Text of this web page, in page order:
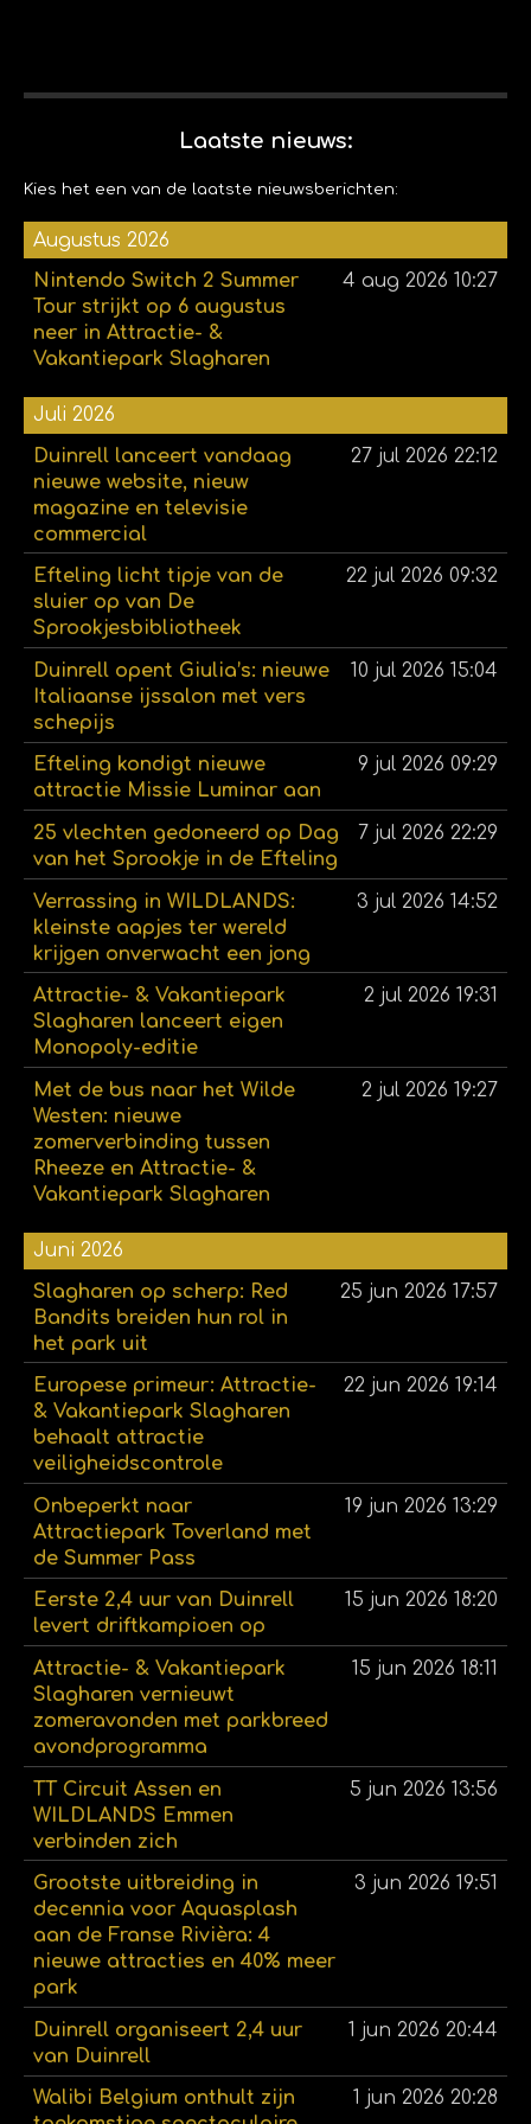
Laatste nieuws:
Kies het een van de laatste nieuwsberichten:
Augustus 2026
Nintendo Switch 2 Summer
Tour strijkt op 6 augustus
neer in Attractie- &
Vakantiepark Slagharen
4 aug 2026 10:27
Juli 2026
Duinrell lanceert vandaag
nieuwe website, nieuw
magazine en televisie
commercial
27 jul 2026 22:12
Efteling licht tipje van de
sluier op van De
Sprookjesbibliotheek
22 jul 2026 09:32
Duinrell opent Giulia’s: nieuwe
Italiaanse ijssalon met vers
schepijs
10 jul 2026 15:04
Efteling kondigt nieuwe
attractie Missie Luminar aan
9 jul 2026 09:29
25 vlechten gedoneerd op Dag
van het Sprookje in de Efteling
7 jul 2026 22:29
Verrassing in WILDLANDS:
kleinste aapjes ter wereld
krijgen onverwacht een jong
3 jul 2026 14:52
Attractie- & Vakantiepark
Slagharen lanceert eigen
Monopoly-editie
2 jul 2026 19:31
Met de bus naar het Wilde
Westen: nieuwe
zomerverbinding tussen
Rheeze en Attractie- &
Vakantiepark Slagharen
2 jul 2026 19:27
Juni 2026
Slagharen op scherp: Red
Bandits breiden hun rol in
het park uit
25 jun 2026 17:57
Europese primeur: Attractie-
& Vakantiepark Slagharen
behaalt attractie
veiligheidscontrole
22 jun 2026 19:14
Onbeperkt naar
Attractiepark Toverland met
de Summer Pass
19 jun 2026 13:29
Eerste 2,4 uur van Duinrell
levert driftkampioen op
15 jun 2026 18:20
Attractie- & Vakantiepark
Slagharen vernieuwt
zomeravonden met parkbreed
avondprogramma
15 jun 2026 18:11
TT Circuit Assen en
WILDLANDS Emmen
verbinden zich
5 jun 2026 13:56
Grootste uitbreiding in
decennia voor Aquasplash
aan de Franse Rivièra: 4
nieuwe attracties en 40% meer
park
3 jun 2026 19:51
Duinrell organiseert 2,4 uur
van Duinrell
1 jun 2026 20:44
Walibi Belgium onthult zijn
1 jun 2026 20:28